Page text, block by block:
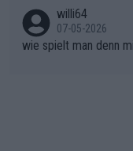
n)
willi64
07-05-2026
wie spielt man denn